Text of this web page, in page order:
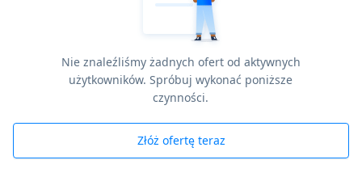
Nie znaleźliśmy żadnych ofert od aktywnych
użytkowników. Spróbuj wykonać poniższe
czynności.
Złóż ofertę teraz